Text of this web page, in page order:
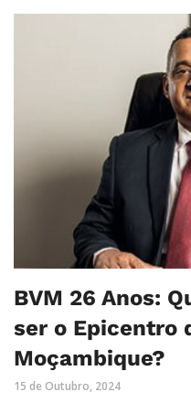
BVM 26 Anos:
ser o Epicentro
Moçambique?
15 de Outubro, 2024